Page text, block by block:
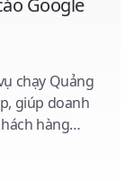
chạy Quảng
giúp doanh
hàng
và thiết kế